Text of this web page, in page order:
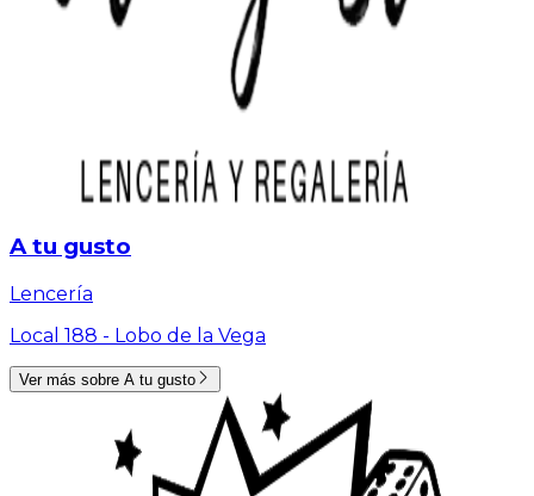
A tu gusto
Lencería
Local 188 - Lobo de la Vega
Ver más sobre A tu gusto